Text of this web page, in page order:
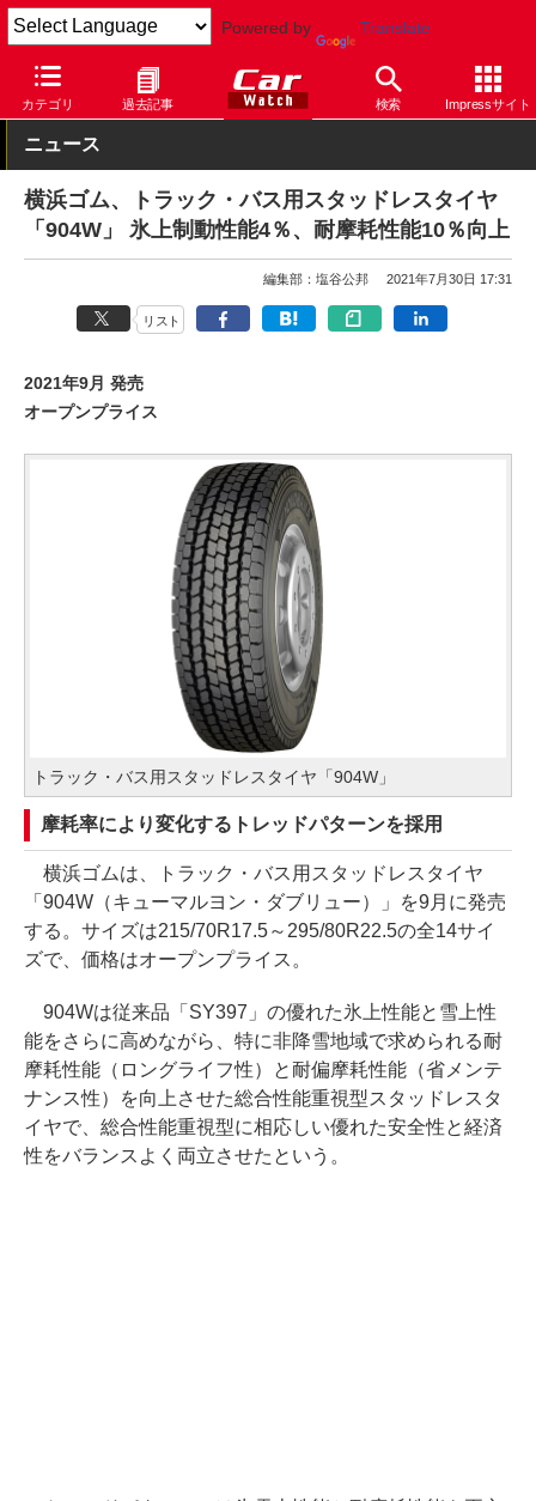
Powered by Translate
カテゴリ 過去記事 検索 Impressサイト
Car Watch タイヤ 横浜ゴム スタッドレス
ニュース
横浜ゴム、トラック・バス用スタッドレスタイヤ
「904W」 氷上制動性能4％、耐摩耗性能10％向上
編集部：塩谷公邦 2021年7月30日 17:31
リスト
2021年9月 発売
オープンプライス
トラック・バス用スタッドレスタイヤ「904W」
摩耗率により変化するトレッドパターンを採用
横浜ゴムは、トラック・バス用スタッドレスタイヤ
「904W（キューマルヨン・ダブリュー）」を9月に発売
する。サイズは215/70R17.5～295/80R22.5の全14サイ
ズで、価格はオープンプライス。
904Wは従来品「SY397」の優れた氷上性能と雪上性
能をさらに高めながら、特に非降雪地域で求められる耐
摩耗性能（ロングライフ性）と耐偏摩耗性能（省メンテ
ナンス性）を向上させた総合性能重視型スタッドレスタ
イヤで、総合性能重視型に相応しい優れた安全性と経済
性をバランスよく両立させたという。